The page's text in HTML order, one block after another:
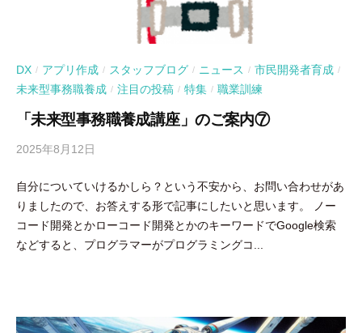
DX / アプリ作成 / スタッフブログ / ニュース / 市民開発者育成 /
未来型事務職養成 / 注目の投稿 / 特集 / 職業訓練
「未来型事務職養成講座」のご案内⑦
2025年8月12日
吉
田
豪
自分についていけるかしら？という不安から、お問い合わせがあ
りましたので、お答えする形で記事にしたいと思います。 ノー
コード開発とかローコード開発とかのキーワードでGoogle検索
などすると、プログラマーがプログラミングコ...